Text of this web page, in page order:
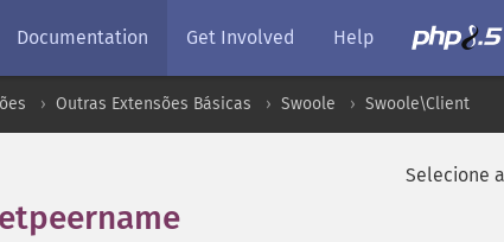
Documentation Get Involved Help
Outras Extensões Básicas Swoole Swoole\Client
Selecione